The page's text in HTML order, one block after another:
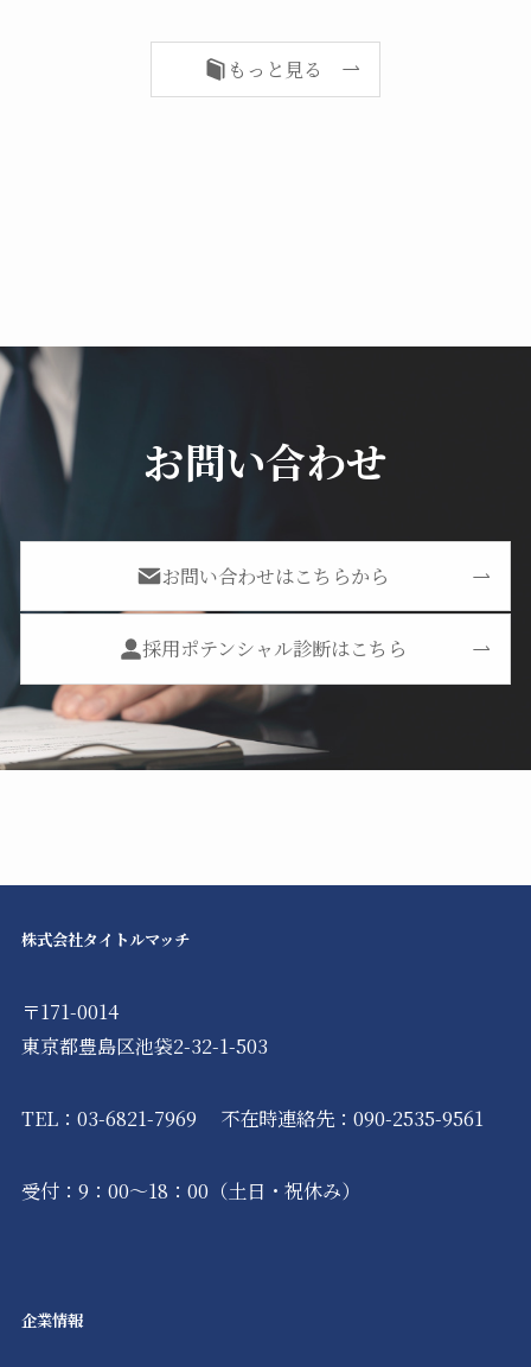
もっと見る
お問い合わせ
お問い合わせはこちらから
採用ポテンシャル診断はこちら
株式会社タイトルマッチ
〒171-0014
東京都豊島区池袋2-32-1-503
TEL： 03-6821-7969 不在時連絡先： 090-2535-9561
受付：9：00～18：00（土日・祝休み）
企業情報